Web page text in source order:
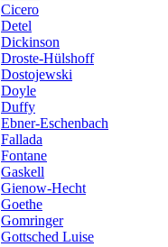
Cicero
Detel
Dickinson
Droste-Hülshoff
Dostojewski
Doyle
Duffy
Ebner-Eschenbach
Fallada
Fontane
Gaskell
Gienow-Hecht
Goethe
Gomringer
Gottsched Luise